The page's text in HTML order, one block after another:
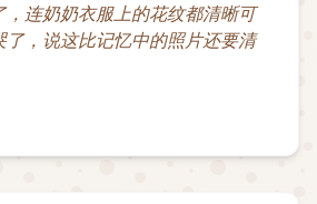
连奶奶衣服上的花纹都清晰可
了，说这比记忆中的照片还要清